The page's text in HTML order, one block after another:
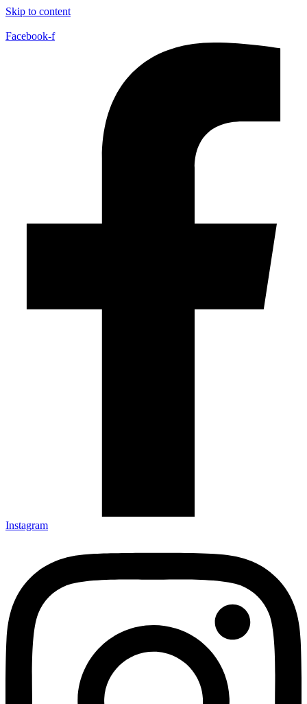
Skip to content
Facebook-f
Instagram